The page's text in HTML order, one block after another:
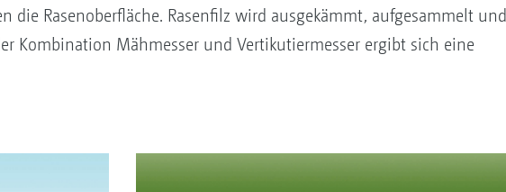
die Rasenoberfläche. Rasenfilz wird ausgekämmt, aufgesammelt und
Kombination Mähmesser und Vertikutiermesser ergibt sich eine